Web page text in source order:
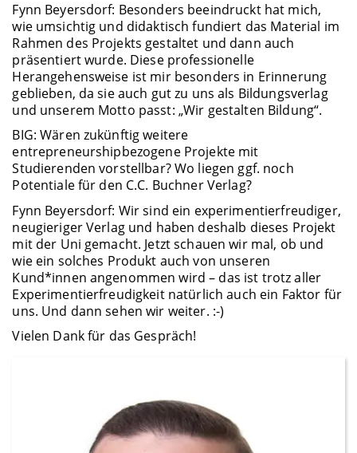
Fynn Beyersdorf: Besonders beeindruckt hat mich,
wie umsichtig und didaktisch fundiert das Material im
Rahmen des Projekts gestaltet und dann auch
präsentiert wurde. Diese professionelle
Herangehensweise ist mir besonders in Erinnerung
geblieben, da sie auch gut zu uns als Bildungsverlag
und unserem Motto passt: „Wir gestalten Bildung“.
BIG: Wären zukünftig weitere
entrepreneurshipbezogene Projekte mit
Studierenden vorstellbar? Wo liegen ggf. noch
Potentiale für den C.C. Buchner Verlag?
Fynn Beyersdorf: Wir sind ein experimentierfreudiger,
neugieriger Verlag und haben deshalb dieses Projekt
mit der Uni gemacht. Jetzt schauen wir mal, ob und
wie ein solches Produkt auch von unseren
Kund*innen angenommen wird – das ist trotz aller
Experimentierfreudigkeit natürlich auch ein Faktor für
uns. Und dann sehen wir weiter. :-)
Vielen Dank für das Gespräch!